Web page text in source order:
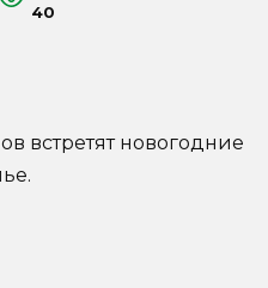
40
встретят новогодние